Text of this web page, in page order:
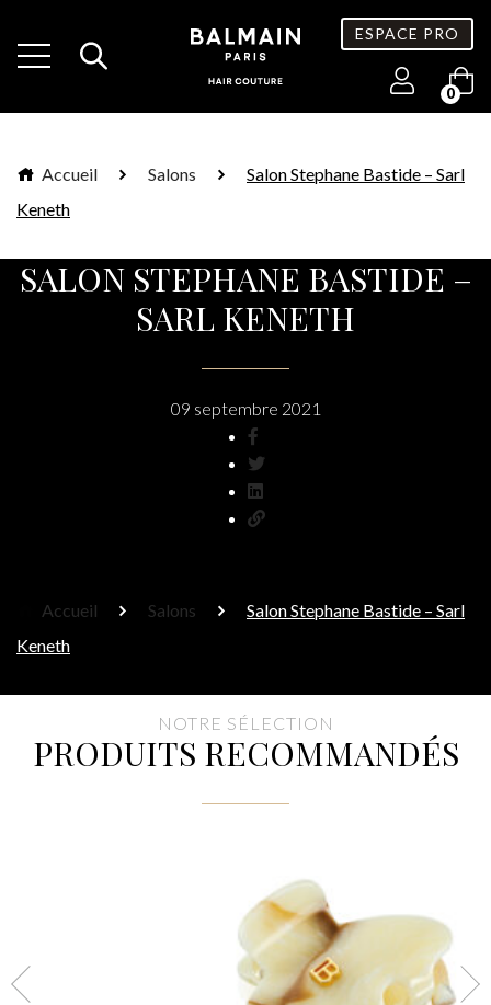
ESPACE PRO
0
Accueil Salons
Salon Stephane Bastide – Sarl
Keneth
SALON STEPHANE BASTIDE –
SARL KENETH
09 septembre 2021
Accueil Salons
Salon Stephane Bastide – Sarl
Keneth
NOTRE SÉLECTION
PRODUITS RECOMMANDÉS